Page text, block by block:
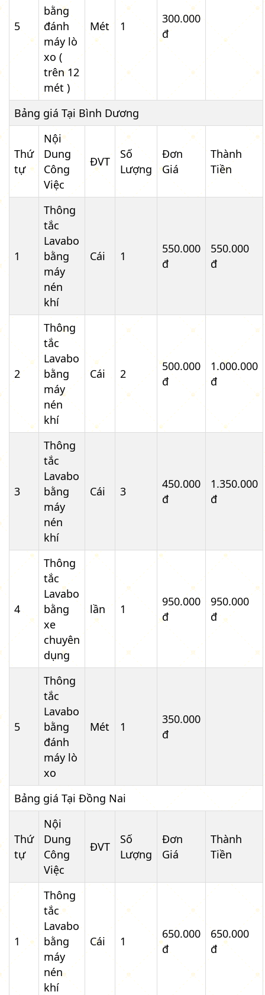
5
bằng
đánh
máy lò
xo (
trên 12
mét )
Mét 1
300.000
đ
Bảng giá Tại Bình Dương
Thứ
tự
Nội
Dung
Công
Việc
ĐVT
Số
Lượng
Đơn
Giá
Thành
Tiền
1
Thông
tắc
Lavabo
bằng
máy
nén
khí
Cái 1
550.000
đ
550.000
đ
2
Thông
tắc
Lavabo
bằng
máy
nén
khí
Cái 2
500.000
đ
1.000.000
đ
3
Thông
tắc
Lavabo
bằng
máy
nén
khí
Cái 3
450.000
đ
1.350.000
đ
4
Thông
tắc
Lavabo
bằng
xe
chuyên
dụng
lần 1
950.000
đ
950.000
đ
5
Thông
tắc
Lavabo
bằng
đánh
máy lò
xo
Mét 1
350.000
đ
Bảng giá Tại Đồng Nai
Thứ
tự
Nội
Dung
Công
Việc
ĐVT
Số
Lượng
Đơn
Giá
Thành
Tiền
1
Thông
tắc
Lavabo
bằng
máy
nén
khí
Cái 1
650.000
đ
650.000
đ